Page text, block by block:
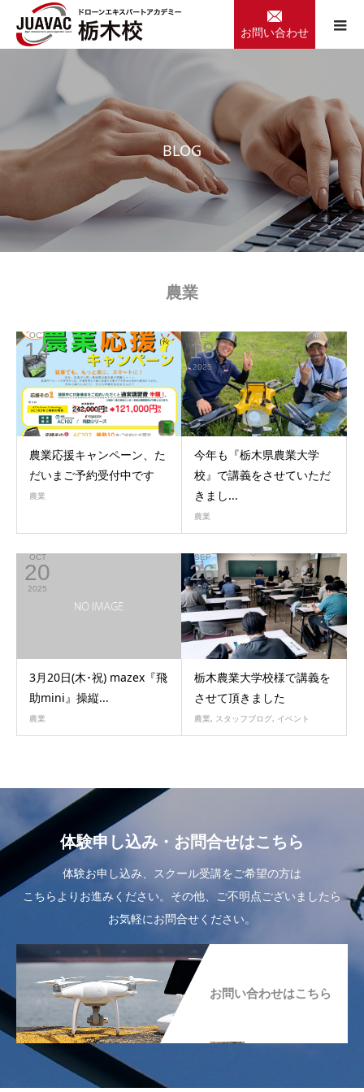
お問い合わせ
BLOG
農業
OCT
14
2025
農業応援キャンペーン、た
だいまご予約受付中です
農業
SEP
18
2025
今年も『栃木県農業大学
校』で講義をさせていただ
きまし...
農業
OCT
20
2025
3月20日(木･祝) mazex『飛
助mini』操縦...
農業
SEP
26
2024
栃木農業大学校様で講義を
させて頂きました
農業, スタッフブログ, イベント
体験申し込み・お問合せはこちら
体験お申し込み、スクール受講をご希望の方は
こちらよりお進みください。その他、ご不明点ございましたら
お気軽にお問合せください。
お問い合わせはこちら